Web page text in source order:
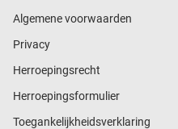
Algemene voorwaarden
Privacy
Herroepingsrecht
Herroepingsformulier
Toegankelijkheidsverklaring